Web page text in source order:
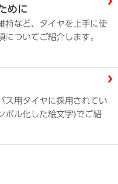
めに
持など、タイヤを上手に使
についてご紹介します。
ス用タイヤに採用されてい
ボル化した絵文字)でご紹